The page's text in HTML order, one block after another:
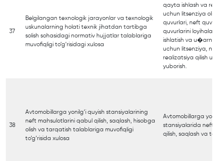
37
Belgilangan texnologik jarayonlar va texnologik
uskunalarning holati texnik jihatdan tartibga
solish sohasidagi normativ hujjatlar talablariga
muvofiqligi to‘g‘risidagi xulosa
qayta ishlash va
uchun litsenziya
quvurlari, neft
quvurlarini
ishlatish va u�arni
uchun litsenziya,
realizatsiya qilish
yuborish.
38
Avtomobillarga yonilg‘i quyish stansiyalarining
neft mahsulotlarini qabul qilish, saqlash, hisobga
olish va tarqatish talablariga muvofiqligi
to‘g‘risida xulosa
Avtomobillarga
stansiyalarida neft
qilish, saqlash va